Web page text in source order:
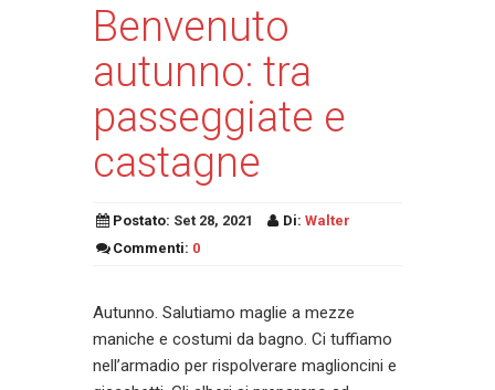
Benvenuto
autunno: tra
passeggiate e
castagne
Postato: Set 28, 2021 Di: Walter
Commenti: 0
Autunno. Salutiamo maglie a mezze
maniche e costumi da bagno. Ci tuffiamo
nell’armadio per rispolverare maglioncini e